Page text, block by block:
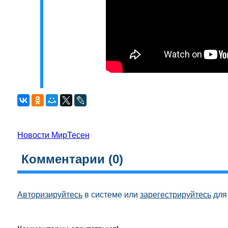
Новости МирТесен
Комментарии (0)
Авторизируйтесьв системе или зарегестрируйтесьдля